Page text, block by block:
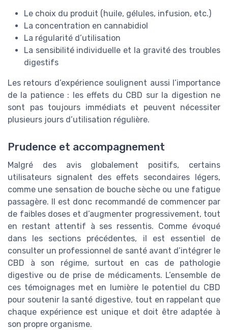
Le choix du produit (huile, gélules, infusion, etc.)
La concentration en cannabidiol
La régularité d’utilisation
La sensibilité individuelle et la gravité des troubles
digestifs
Les retours d’expérience soulignent aussi l’importance
de la patience : les effets du CBD sur la digestion ne
sont pas toujours immédiats et peuvent nécessiter
plusieurs jours d’utilisation régulière.
Prudence et accompagnement
Malgré des avis globalement positifs, certains
utilisateurs signalent des effets secondaires légers,
comme une sensation de bouche sèche ou une fatigue
passagère. Il est donc recommandé de commencer par
de faibles doses et d’augmenter progressivement, tout
en restant attentif à ses ressentis. Comme évoqué
dans les sections précédentes, il est essentiel de
consulter un professionnel de santé avant d’intégrer le
CBD à son régime, surtout en cas de pathologie
digestive ou de prise de médicaments. L’ensemble de
ces témoignages met en lumière le potentiel du CBD
pour soutenir la santé digestive, tout en rappelant que
chaque expérience est unique et doit être adaptée à
son propre organisme.